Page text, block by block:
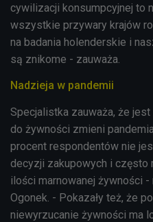
cywilizacji konsumpcyjnej to
wszystkie przywary krajów
na badania holenderskie i
są znikome - zauważa.
Nadzieja w pandemii
Specjalistka zauważa, że
do żywności zmieni
procent respondentów nie
decyzji zakupowych i często
ilości marnowanej żywności
Ogonek. - Pokazały też, że
niewyrzucanie żywności ma